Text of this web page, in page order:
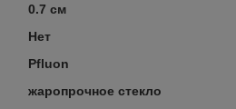
0.7 см
Нет
Pfluon
жаропрочное стекло